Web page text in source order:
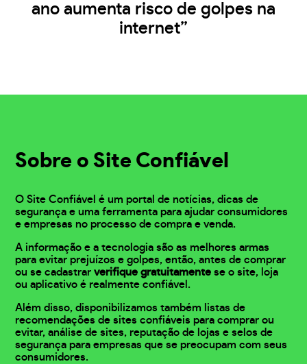
ano aumenta risco de golpes na
internet”
Sobre o Site Confiável
O Site Confiável é um portal de notícias, dicas de
segurança e uma ferramenta para ajudar consumidores
e empresas no processo de compra e venda.
A informação e a tecnologia são as melhores armas
para evitar prejuízos e golpes, então, antes de comprar
ou se cadastrarverifique gratuitamente se o site, loja
ou aplicativo é realmente confiável.
Além disso, disponibilizamos também listas de
recomendações de sites confiáveis para comprar ou
evitar, análise de sites, reputação de lojas e selos de
segurança para empresas que se preocupam com seus
consumidores.